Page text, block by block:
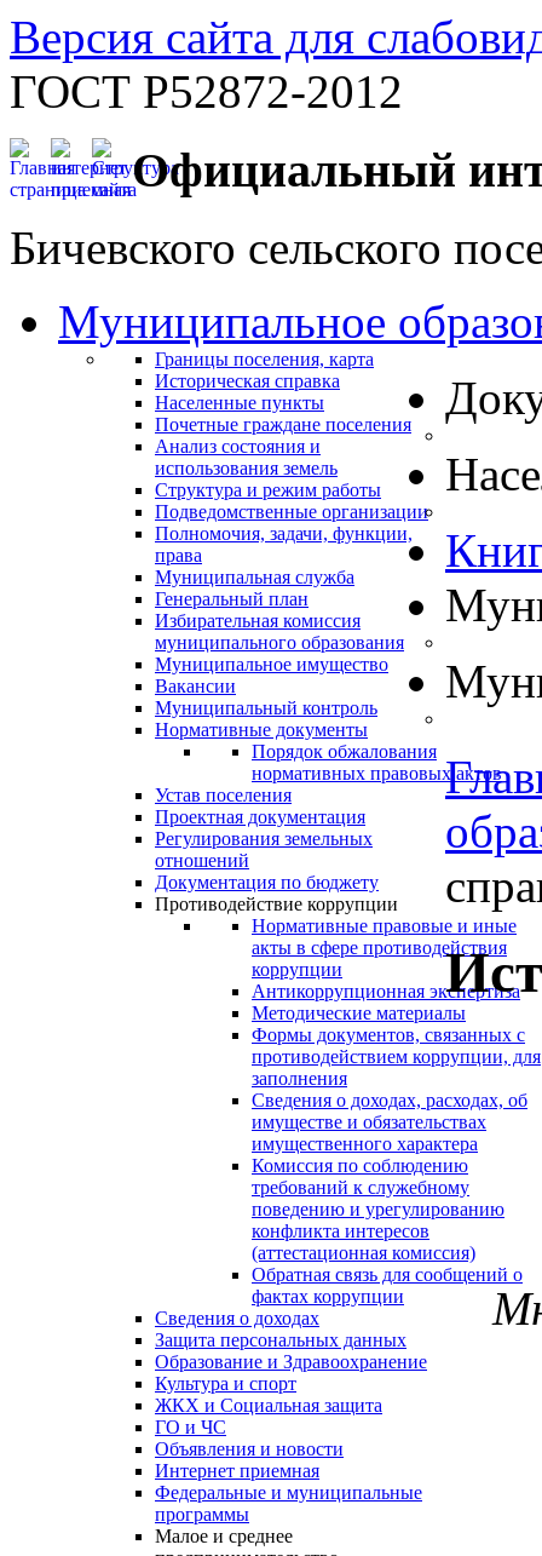
Версия сайта для
ГОСТ Р52872-2012
Официальный
Бичевского сельского
Муниципальное
Границы поселения, карта
Историческая справка
Населенные пункты
Почетные граждане поселения
Анализ состояния и
использования земель
Структура и режим работы
Подведомственные организации
Полномочия, задачи, функции,
права
Муниципальная служба
Генеральный план
Избирательная комиссия
муниципального образования
Муниципальное имущество
Вакансии
Муниципальный контроль
Нормативные документы
Порядок обжалования
нормативных правовых актов
Устав поселения
Проектная документация
Регулирования земельных
отношений
Документация по бюджету
Противодействие коррупции
Нормативные правовые и иные
акты в сфере противодействия
коррупции
Антикоррупционная экспертиза
Методические материалы
Формы документов, связанных с
противодействием коррупции, для
заполнения
Сведения о доходах, расходах, об
имуществе и обязательствах
имущественного характера
Комиссия по соблюдению
требований к служебному
поведению и урегулированию
конфликта интересов
(аттестационная комиссия)
Обратная связь для сообщений о
фактах коррупции
Сведения о доходах
Защита персональных данных
Образование и Здравоохранение
Культура и спорт
ЖКХ и Социальная защита
ГО и ЧС
Объявления и новости
Интернет приемная
Федеральные и муниципальные
программы
Малое и среднее